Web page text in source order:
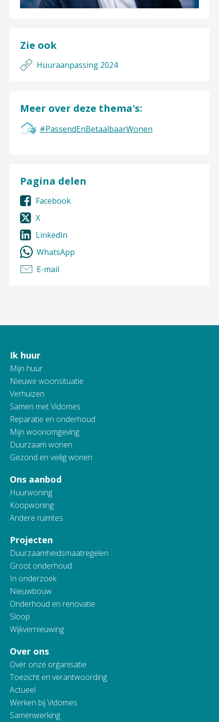
Zie ook
Huuraanpassing 2024
Meer over deze thema's:
#PassendEnBetaalbaarWonen
Pagina delen
Facebook
X
LinkedIn
WhatsApp
E-mail
Contactinformatie
Ik huur
Mijn huur
Nieuwe woonsituatie
Verhuizen
Samen met Vidomes
Reparatie en onderhoud
Mijn woonomgeving
Duurzaam wonen
Gezond en veilig wonen
Ons aanbod
Huurwoning
Koopwoning
Andere ruimtes
Projecten
Duurzaamheidsmaatregelen
Groot onderhoud
In onderzoek
Nieuwbouw
Onderhoud en renovatie
Sloop
Wijkvernieuwing
Over ons
Over onze organisatie
Toezicht en verantwoording
Actueel
Werken bij Vidomes
Samenwerking